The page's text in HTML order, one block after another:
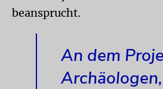
beansprucht.
An dem
Archäologen,